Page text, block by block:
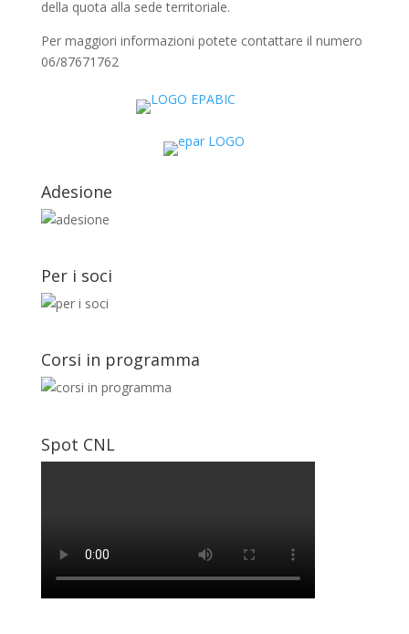
della quota alla sede territoriale.
Per maggiori informazioni potete contattare il numero
06/87671762
Adesione
Per i soci
Corsi in programma
Spot CNL